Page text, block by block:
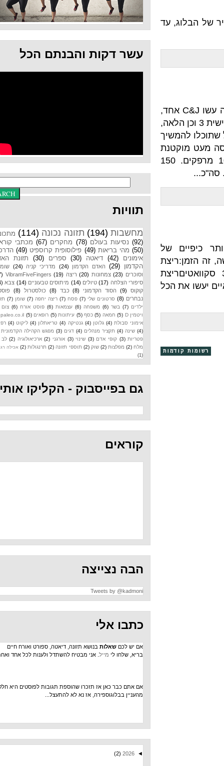
עד
היום אימון מאתגר משהו. הפעילו את הסטופר. בדקה הראשונה עשו C&J אחד,
בדקה השנייה 2, בשלישית 3 וכן הלאה,
מוקטנת
של מרפי. 1600 מטר, ואז חצי מפק"ל הכח (50 מתח, 100 מרפקים. 150
של
סקוואטיםריצת
הכל
עשר דקות והבנתם הכל
תוויות
(194) תזונה נכונה (114) מתכונים
נסיעות בעולם (78) מחקרים (67) מכתבי קוראים
(50) מהי בריאות (49) פילוסופית קרוספיט (49) הדרכות
אימונים
דיאטה (30) ספרים (30)
תזונת האדם
הקדמון
האדם הקדמון (24) מדריכי קניה (24)
שומנים
וסוכרים (23) צמחונות (20) ריצה (19)
VibramFiveFingers
(17)
סיפורי הצלחה
(17) טיולים (14) מיתוסים טבעוניים (14) צבא (14)
קוקוס
(9) הסוד הקדמוני (8) כבד (8) כולסטרול (8)
פוסטים
סרטונים שלי (7) פסח (7) ריצה יחפה (7) שומן (7)
תזונת
(6) משפחה (6) עצמאות (6) פוסט אורח (6) צום (6)
חמאה (5) כסף (5) עיתונות (5) רופאים (5)
paleo.co.il
(4)
גלוטן (4) גנטיקה (4) טריאתלון (4) ליקוט (4) רפואה
(4) שינה (4) תקציר מנהלים (4) דגים (3) מפגש הקהילה הקדמונית
(3)
קופי אדם (3) שינוי (3) אורגני (2) ארכיאולוגיה (2) לב (2)
מלח (2) מפלצות (2) שוק (2) תוספי תזונה (2) תרנגולות (2) אכילה רגשית
(1)
גם בפייסבוק - הקליקו אותי
הבה נצייצה
Tweets by @kadmoni
כתבו אלי
שאלותבנושא תזונה, דיאטה, ספורט ואורח חיים
מייל. אני מבטיח להשתדל ולענות לכל אחד ואחת.
אם אתם כבר כאן אז תזכרו שהוספת תגובות לפוסטים היא חלק
מהעניין בבלוגוספירה, אז נא לא להתעצל...